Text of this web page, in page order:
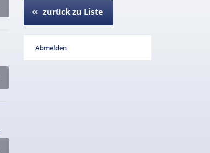
zurück zu Liste
Abmelden